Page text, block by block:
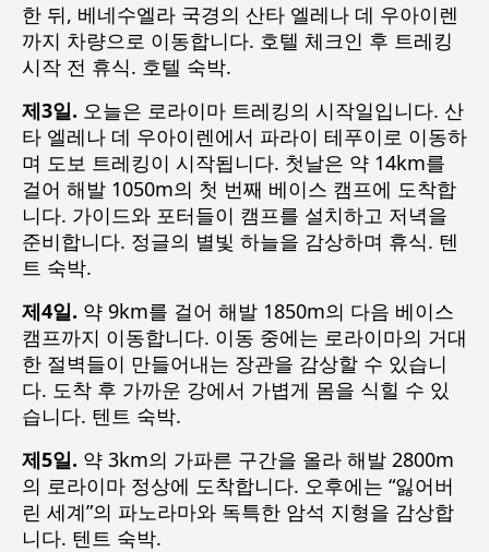
한 뒤, 베네수엘라 국경의 산타 엘레나 데 우아이렌
까지 차량으로 이동합니다. 호텔 체크인 후 트레킹
시작 전 휴식. 호텔 숙박.
제3일. 오늘은 로라이마 트레킹의 시작일입니다. 산
타 엘레나 데 우아이렌에서 파라이 테푸이로 이동하
며 도보 트레킹이 시작됩니다. 첫날은 약 14km를
걸어 해발 1050m의 첫 번째 베이스 캠프에 도착합
니다. 가이드와 포터들이 캠프를 설치하고 저녁을
준비합니다. 정글의 별빛 하늘을 감상하며 휴식. 텐
트 숙박.
제4일. 약 9km를 걸어 해발 1850m의 다음 베이스
캠프까지 이동합니다. 이동 중에는 로라이마의 거대
한 절벽들이 만들어내는 장관을 감상할 수 있습니
다. 도착 후 가까운 강에서 가볍게 몸을 식힐 수 있
습니다. 텐트 숙박.
제5일. 약 3km의 가파른 구간을 올라 해발 2800m
의 로라이마 정상에 도착합니다. 오후에는 “잃어버
린 세계”의 파노라마와 독특한 암석 지형을 감상합
니다. 텐트 숙박.